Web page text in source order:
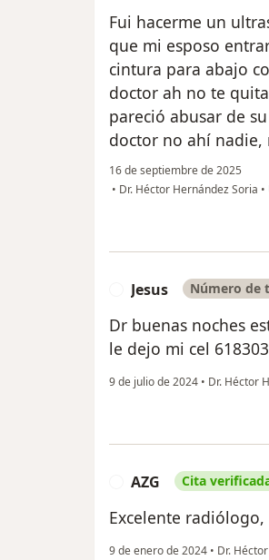
Fui hacerme un
que mi esposo
cintura para abajo
doctor ah no te
pareció abusar de
doctor no ahí nadie,
16 de septiembre de 2025
• Dr. Héctor Hernández Soria •
Jesus Número de
Dr buenas noches
le dejo mi cel
9 de julio de 2024 • Dr. Héctor
AZG Cita
Excelente
9 de enero de 2024 • Dr.